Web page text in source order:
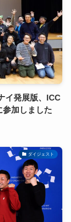
イ発展版、ICC
加しました
ダイジェスト